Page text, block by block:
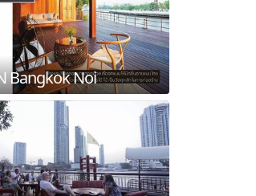
Bangkok Noi